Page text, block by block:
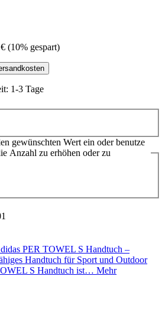
(10% gespart)
1-3 Tage
gewünschten Wert ein oder benutze
Anzahl zu erhöhen oder zu
PER TOWEL S Handtuch –
Handtuch für Sport und Outdoor
S Handtuch ist… Mehr